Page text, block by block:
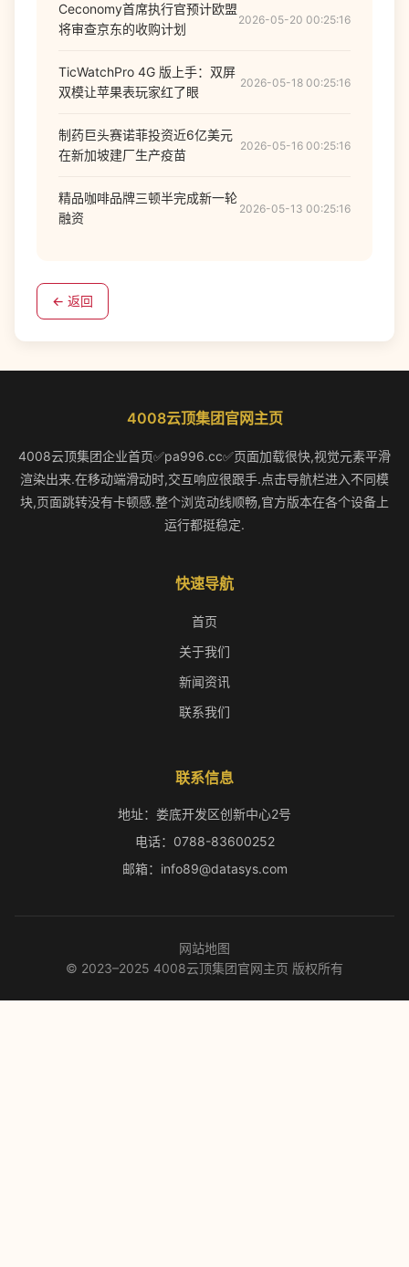
Ceconomy首席执行官预计欧盟
将审查京东的收购计划
2026-05-20 00:25:16
TicWatchPro 4G 版上手：双屏
双模让苹果表玩家红了眼
2026-05-18 00:25:16
制药巨头赛诺菲投资近6亿美元
在新加坡建厂生产疫苗
2026-05-16 00:25:16
精品咖啡品牌三顿半完成新一轮
融资
2026-05-13 00:25:16
← 返回
4008云顶集团官网主页
4008云顶集团企业首页✅pa996.cc✅页面加载很快,视觉元素平滑
渲染出来.在移动端滑动时,交互响应很跟手.点击导航栏进入不同模
块,页面跳转没有卡顿感.整个浏览动线顺畅,官方版本在各个设备上
运行都挺稳定.
快速导航
首页
关于我们
新闻资讯
联系我们
联系信息
地址：娄底开发区创新中心2号
电话：0788-83600252
邮箱：info89@datasys.com
网站地图
© 2023–2025 4008云顶集团官网主页 版权所有